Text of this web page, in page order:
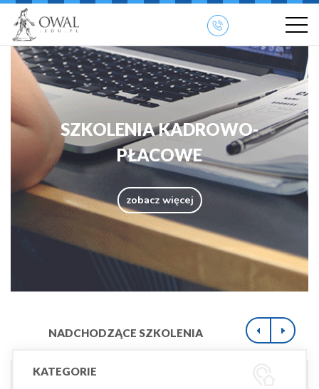
SZKOLENIA KADROWO-
PŁACOWE
zobacz więcej
NADCHODZĄCE SZKOLENIA
KATEGORIE